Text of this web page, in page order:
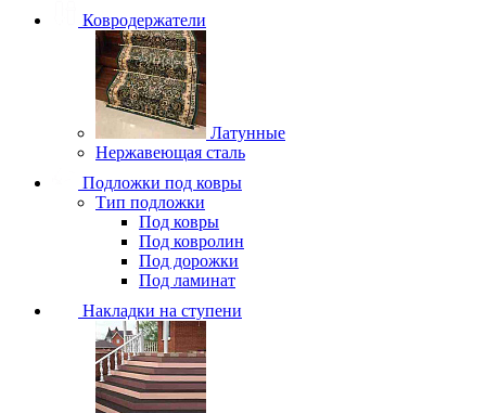
Ковродержатели
Латунные
Нержавеющая сталь
Подложки под ковры
Тип подложки
Под ковры
Под ковролин
Под дорожки
Под ламинат
Накладки на ступени